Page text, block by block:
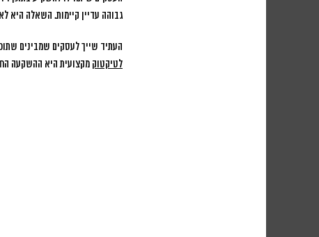
גבוהה עדיין קיימות. השאלה היא
העתיד שייך לעסקים שמבינים
לטיקטוק מקצועית היא ההשקעה